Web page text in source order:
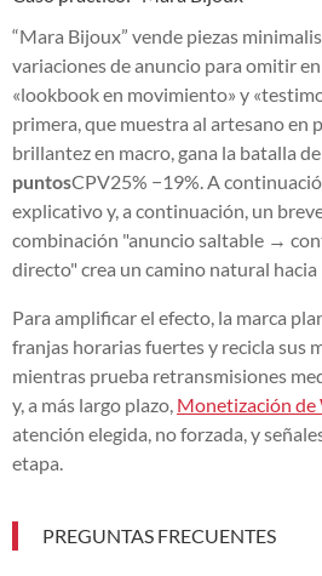
“Mara Bijoux” vende piezas
variaciones de anuncio para omitir en
«lookbook en movimiento» y
primera, que muestra al artesano en
brillantez en macro, gana la batalla
puntosCPV25% −19%. A
explicativo y, a continuación, un
combinación "anuncio saltable →
directo" crea un camino natural hacia
Para amplificar el efecto, la marca
franjas horarias fuertes y recicla sus
mientras prueba retransmisiones
y, a más largo plazo, Monetización
atención elegida, no forzada, y
etapa.
PREGUNTAS FRECUENTES